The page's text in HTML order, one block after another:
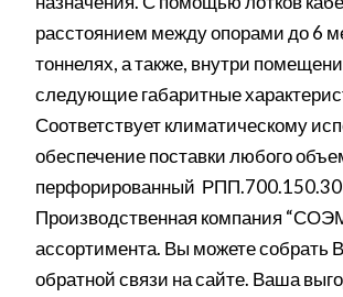
расстоянием между опорами до 6
тоннелях, а также, внутри
следующие габаритные
Соответствует климатическому
обеспечение поставки любого
перфорированный
Производственная компания
ассортимента. Вы можете собрать
обратной связи на сайте. Ваша